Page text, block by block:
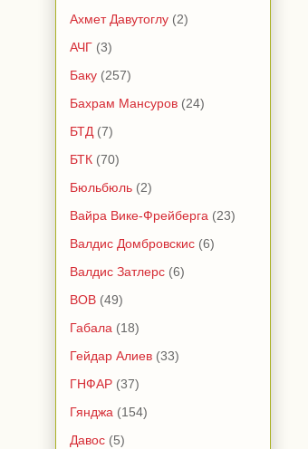
Ахмет Давутоглу (2)
АЧГ (3)
Баку (257)
Бахрам Мансуров (24)
БТД (7)
БТК (70)
Бюльбюль (2)
Вайра Вике-Фрейберга (23)
Валдис Домбровскис (6)
Валдис Затлерс (6)
ВОВ (49)
Габала (18)
Гейдар Алиев (33)
ГНФАР (37)
Гянджа (154)
Давос (5)